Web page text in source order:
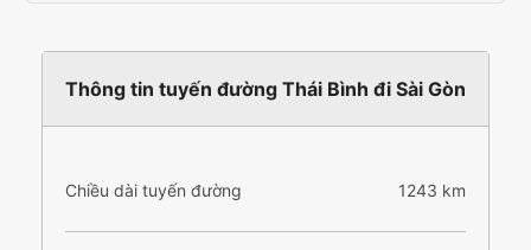
Thông tin tuyến đường Thái Bình đi Sài Gòn
Chiều dài tuyến đường 1243 km